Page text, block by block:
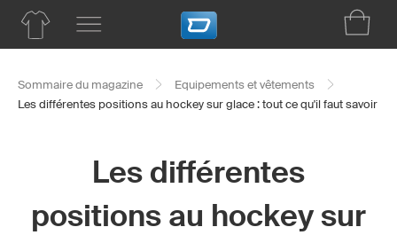
Sommaire du magazine
Equipements et vêtements
Les différentes positions au hockey sur glace : tout ce qu'il faut savoir
Les différentes
positions au hockey sur